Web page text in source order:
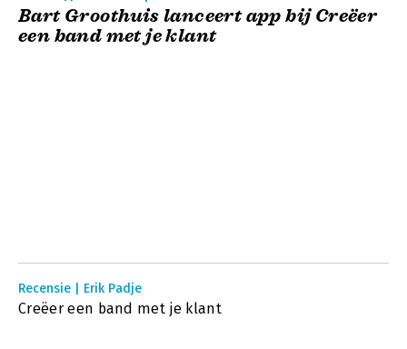
Bart Groothuis lanceert app bij Creëer
een band met je klant
Recensie | Erik Padje
Creëer een band met je klant